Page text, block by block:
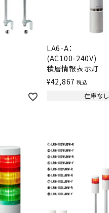
LA6-A：
(AC100-240V)
積層情報表示灯
¥42,867 税込
在庫なし